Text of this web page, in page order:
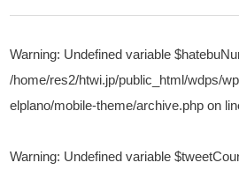
Warning: Undefined variable
/home/res2/htwi.jp/public_html/wdps/
elplano/mobile-theme/archive.php on
Warning: Undefined variable